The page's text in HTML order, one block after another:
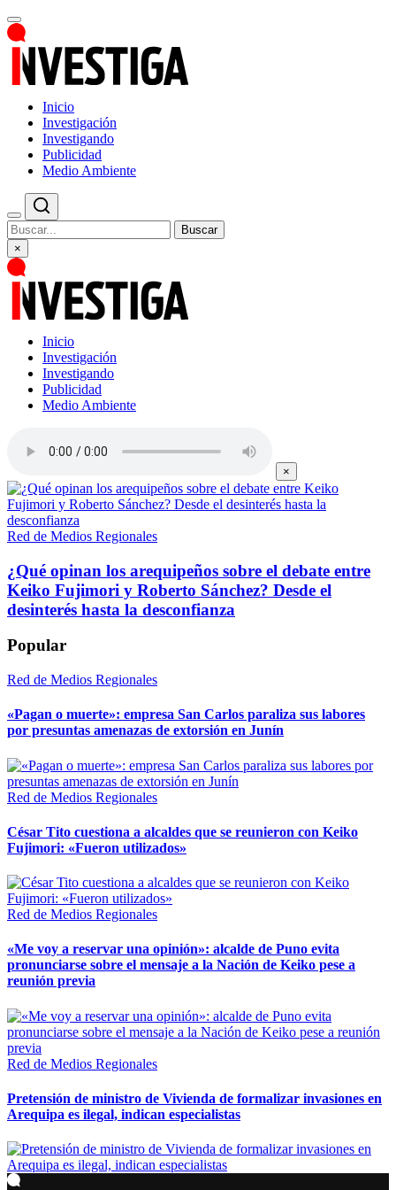
Inicio
Investigación
Investigando
Publicidad
Medio Ambiente
Buscar
×
Inicio
Investigación
Investigando
Publicidad
Medio Ambiente
×
Red de Medios Regionales
¿Qué opinan los arequipeños sobre el debate entre
Keiko Fujimori y Roberto Sánchez? Desde el
desinterés hasta la desconfianza
Popular
Red de Medios Regionales
«Pagan o muerte»: empresa San Carlos paraliza sus labores
por presuntas amenazas de extorsión en Junín
Red de Medios Regionales
César Tito cuestiona a alcaldes que se reunieron con Keiko
Fujimori: «Fueron utilizados»
Red de Medios Regionales
«Me voy a reservar una opinión»: alcalde de Puno evita
pronunciarse sobre el mensaje a la Nación de Keiko pese a
reunión previa
Red de Medios Regionales
Pretensión de ministro de Vivienda de formalizar invasiones en
Arequipa es ilegal, indican especialistas